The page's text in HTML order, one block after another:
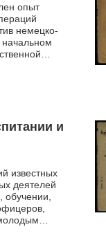
опыт
немецко-
и
известных
деятелей
обучении,